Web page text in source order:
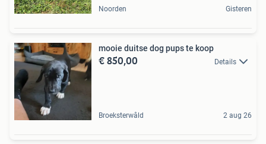
Noorden Gisteren
mooie duitse dog pups te koop
€ 850,00 Details
Broeksterwâld 2 aug 26